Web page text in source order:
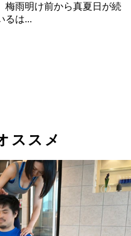
梅雨明け前から真夏日が続
るは...
ススメ